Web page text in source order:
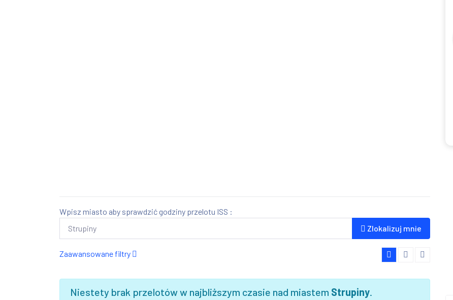
Wpisz miasto aby sprawdzić godziny przelotu ISS :
Zlokalizuj mnie
Zaawansowane filtry
Niestety brak przelotów w najbliższym czasie nad miastem Strupiny.